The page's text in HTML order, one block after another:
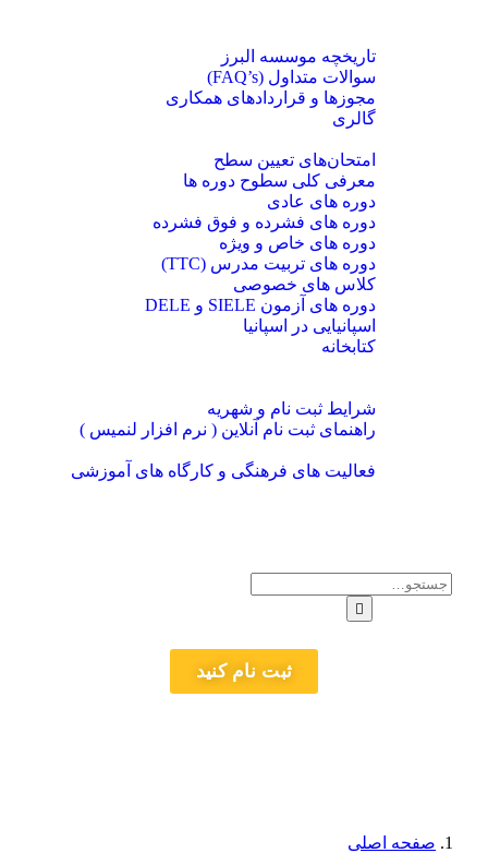
تاریخچه موسسه البرز
سوالات متداول (FAQ’s)
مجوزها و قراردادهای همکاری
گالری
امتحان‌های تعیین سطح
معرفی کلی سطوح دوره ها
دوره های عادی
دوره های فشرده و فوق فشرده
دوره های خاص و ویژه
دوره های تربیت مدرس (TTC)
کلاس های خصوصی
دوره های آزمون SIELE و DELE
اسپانیایی در اسپانیا
کتابخانه
شرایط ثبت نام و شهریه
راهنمای ثبت نام آنلاین ( نرم افزار لنمیس )
فعالیت های فرهنگی و کارگاه های آموزشی
ثبت نام کنید
صفحه اصلی